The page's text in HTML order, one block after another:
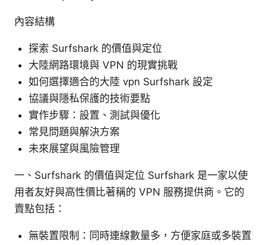
內容結構
探索 Surfshark 的價值與定位
大陸網路環境與 VPN 的現實挑戰
如何選擇適合的大陸 vpn Surfshark 設定
協議與隱私保護的技術要點
實作步驟：設置、測試與優化
常見問題與解決方案
未來展望與風險管理
一、Surfshark 的價值與定位 Surfshark 是一家以使
用者友好與高性價比著稱的 VPN 服務提供商。它的
賣點包括：
無裝置限制：同時連線數量多，方便家庭或多裝置